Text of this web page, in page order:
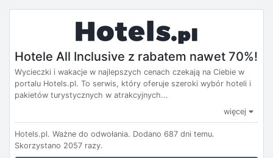
Hotele All Inclusive z rabatem nawet 70%!
Wycieczki i wakacje w najlepszych cenach czekają na Ciebie w
portalu Hotels.pl. To serwis, który oferuje szeroki wybór hoteli i
pakietów turystycznych w atrakcyjnych...
więcej
Hotels.pl. Ważne do odwołania. Dodano 687 dni temu.
Skorzystano 2057 razy.